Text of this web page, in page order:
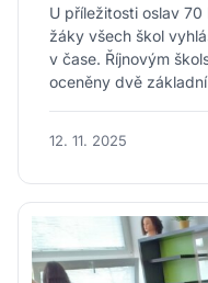
U příležitosti oslav
žáky všech škol
v čase. Říjnovým
oceněny dvě
12. 11. 2025